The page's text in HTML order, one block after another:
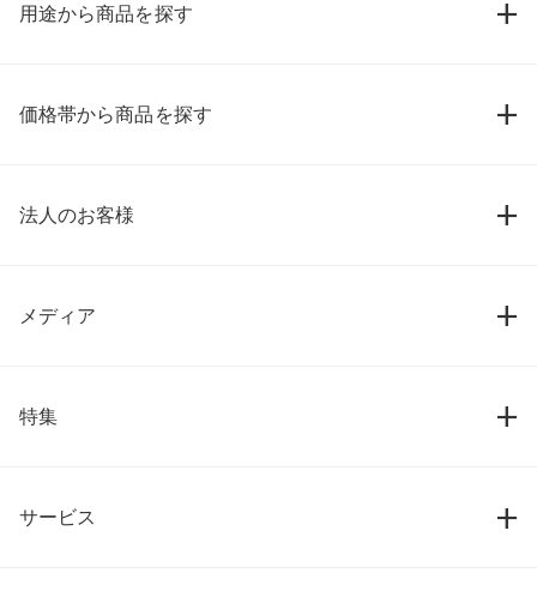
用途から商品を探す
価格帯から商品を探す
法人のお客様
メディア
特集
サービス